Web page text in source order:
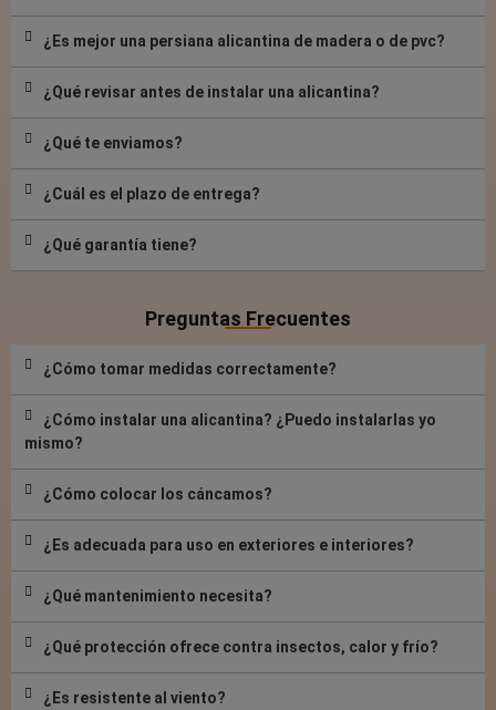
¿Es mejor una persiana alicantina de madera o de pvc?
¿Qué revisar antes de instalar una alicantina?
¿Qué te enviamos?
¿Cuál es el plazo de entrega?
¿Qué garantía tiene?
Preguntas Frecuentes
¿Cómo tomar medidas correctamente?
¿Cómo instalar una alicantina? ¿Puedo instalarlas yo
mismo?
¿Cómo colocar los cáncamos?
¿Es adecuada para uso en exteriores e interiores?
¿Qué mantenimiento necesita?
¿Qué protección ofrece contra insectos, calor y frío?
¿Es resistente al viento?